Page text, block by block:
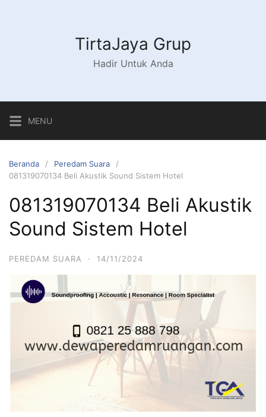
TirtaJaya Grup
Hadir Untuk Anda
MENU
Beranda
Peredam Suara
081319070134 Beli Akustik Sound Sistem Hotel
081319070134 Beli Akustik
Sound Sistem Hotel
PEREDAM SUARA · 14/11/2024